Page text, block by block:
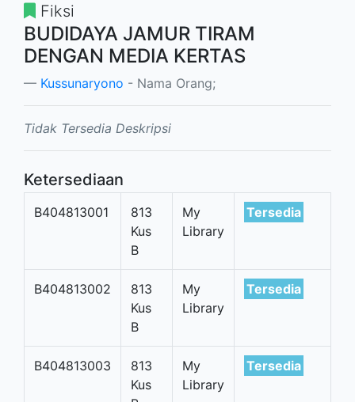
Fiksi
BUDIDAYA JAMUR TIRAM
DENGAN MEDIA KERTAS
Kussunaryono - Nama Orang;
Tidak Tersedia Deskripsi
Ketersediaan
B404813001
813
Kus
B
My
Library
Tersedia
B404813002
813
Kus
B
My
Library
Tersedia
B404813003
813
Kus
My
Library
Tersedia